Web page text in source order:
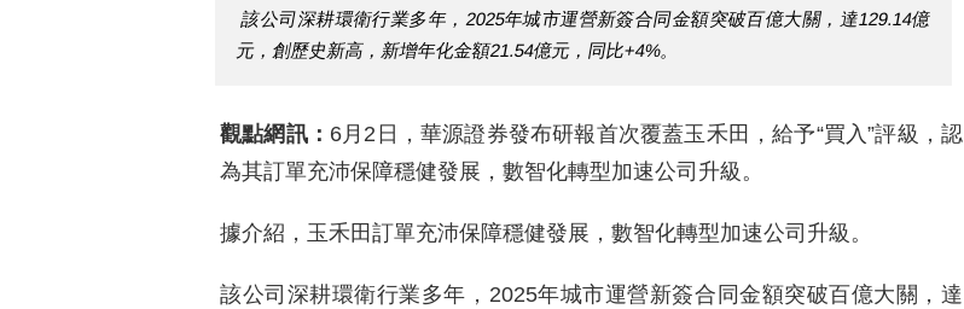
該公司深耕環衛行業多年，2025年城市運營新簽合同金額突破百億大關，達129.14億
元，創歷史新高，新增年化金額21.54億元，同比+4%。
觀點網訊： 6月2日，華源證券發布研報首次覆蓋玉禾田，給予“買入”評級，認
為其訂單充沛保障穩健發展，數智化轉型加速公司升級。
據介紹，玉禾田訂單充沛保障穩健發展，數智化轉型加速公司升級。
該公司深耕環衛行業多年，2025年城市運營新簽合同金額突破百億大關，達